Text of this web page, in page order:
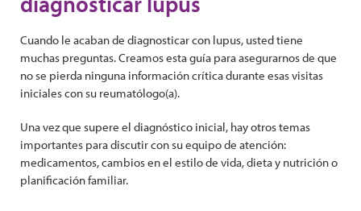
Cuando le acaban de diagnosticar con lupus, usted tiene
muchas preguntas. Creamos esta guía para asegurarnos de que
no se pierda ninguna información crítica durante esas visitas
iniciales con su reumatólogo(a).
Una vez que supere el diagnóstico inicial, hay otros temas
importantes para discutir con su equipo de atención:
medicamentos, cambios en el estilo de vida, dieta y nutrición o
planificación familiar.